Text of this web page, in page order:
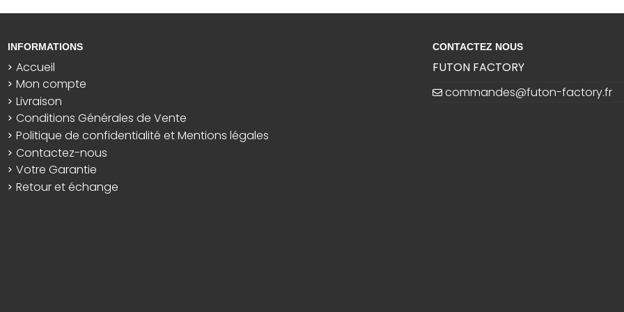
INFORMATIONS
Accueil
Mon compte
Livraison
Conditions Générales de Vente
Politique de confidentialité et Mentions légales
Contactez-nous
Votre Garantie
Retour et échange
CONTACTEZ NOUS
FUTON FACTORY
commandes@futon-factory.fr